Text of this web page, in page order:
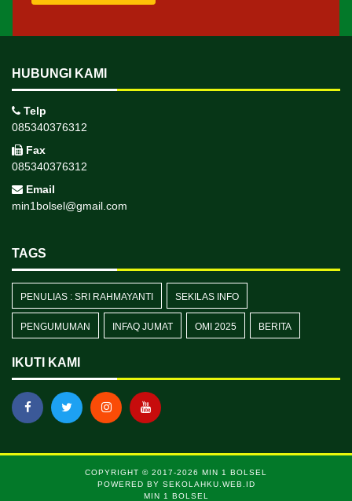
HUBUNGI KAMI
Telp
085340376312
Fax
085340376312
Email
min1bolsel@gmail.com
TAGS
PENULIAS : SRI RAHMAYANTI SEKILAS INFO
PENGUMUMAN INFAQ JUMAT OMI 2025 BERITA
IKUTI KAMI
COPYRIGHT © 2017-2026 MIN 1 BOLSEL
POWERED BY SEKOLAHKU.WEB.ID
MIN 1 BOLSEL